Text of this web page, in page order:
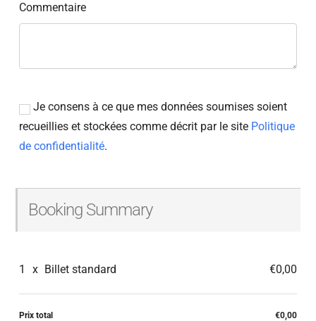
Commentaire
Je consens à ce que mes données soumises soient
recueillies et stockées comme décrit par le site Politique
de confidentialité.
Booking Summary
1 x Billet standard €0,00
Prix total €0,00